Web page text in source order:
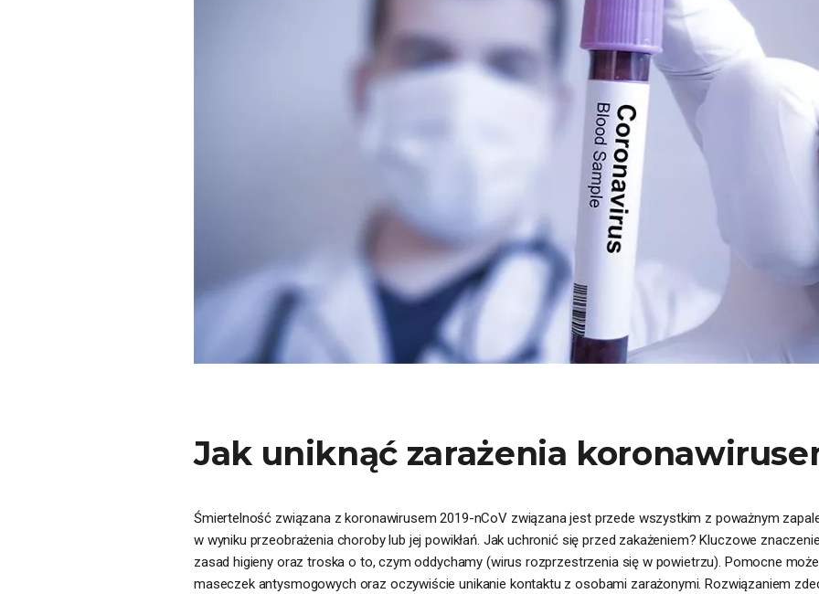
Jak uniknąć zarażenia
Śmiertelność związana z koronawirusem 2019-nCoV związana jest przede wszystkim z poważnym
w wyniku przeobrażenia choroby lub jej powikłań. Jak uchronić się przed zakażeniem? Kluczowe
zasad higieny oraz troska o to, czym oddychamy (wirus rozprzestrzenia się w powietrzu). Pomocne
maseczek antysmogowych oraz oczywiście unikanie kontaktu z osobami zarażonymi. Rozwiązaniem